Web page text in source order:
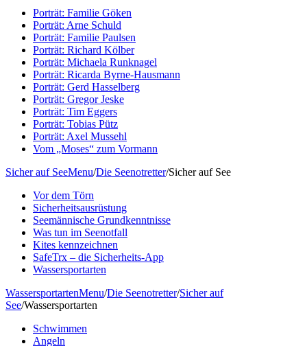
Porträt: Familie Göken
Porträt: Arne Schuld
Porträt: Familie Paulsen
Porträt: Richard Kölber
Porträt: Michaela Runknagel
Porträt: Ricarda Byrne-Hausmann
Porträt: Gerd Hasselberg
Porträt: Gregor Jeske
Porträt: Tim Eggers
Porträt: Tobias Pütz
Porträt: Axel Mussehl
Vom „Moses“ zum Vormann
Sicher auf SeeMenu/Die Seenotretter/Sicher auf See
Vor dem Törn
Sicherheitsausrüstung
Seemännische Grundkenntnisse
Was tun im Seenotfall
Kites kennzeichnen
SafeTrx – die Sicherheits-App
Wassersportarten
WassersportartenMenu/Die Seenotretter/Sicher auf
See/Wassersportarten
Schwimmen
Angeln